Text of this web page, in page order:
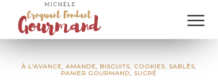
À L'AVANCE, AMANDE, BISCUITS, COOKIES, SABLÉS,
PANIER GOURMAND, SUCRÉ